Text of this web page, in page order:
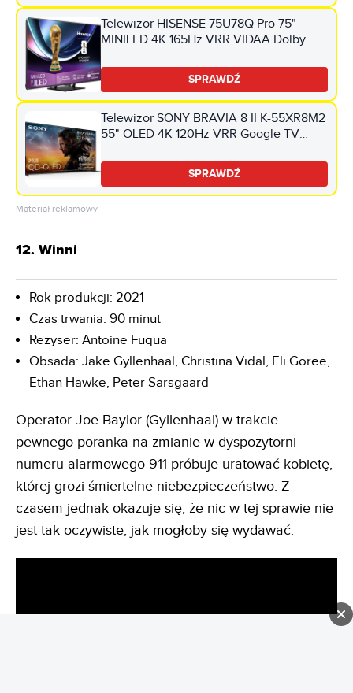
Telewizor HISENSE 75U78Q Pro 75"
MINILED 4K 165Hz VRR VIDAA Dolby
SPRAWDŹ
Telewizor SONY BRAVIA 8 II K-55XR8M2
55" OLED 4K 120Hz VRR Google TV
SPRAWDŹ
Materiał reklamowy
12. Winni
Rok produkcji: 2021
Czas trwania: 90 minut
Reżyser: Antoine Fuqua
Obsada: Jake Gyllenhaal, Christina Vidal, Eli Goree,
Ethan Hawke, Peter Sarsgaard
Operator Joe Baylor (Gyllenhaal) w trakcie
pewnego poranka na zmianie w dyspozytorni
numeru alarmowego 911 próbuje uratować kobietę,
której grozi śmiertelne niebezpieczeństwo. Z
czasem jednak okazuje się, że nic w tej sprawie nie
jest tak oczywiste, jak mogłoby się wydawać.